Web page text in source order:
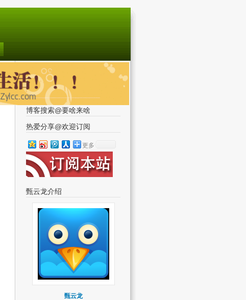
博客搜索@要啥来啥
热爱分享@欢迎订阅
更多
甄云龙介绍
甄云龙